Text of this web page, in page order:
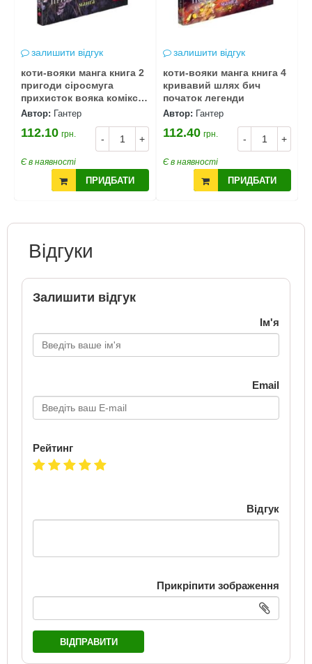
залишити відгук
коти-вояки манга книга 2
пригоди сіросмуга
прихисток вояка комікс
гантер
Автор: Гантер
- +
112.10 грн.
Є в наявності
ПРИДБАТИ
залишити відгук
коти-вояки манга книга 4
кривавий шлях бич
початок легенди
Автор: Гантер
- +
112.40 грн.
Є в наявності
ПРИДБАТИ
Відгуки
Залишити відгук
Ім'я
Email
Рейтинг
Відгук
Прикріпити зображення
ВІДПРАВИТИ